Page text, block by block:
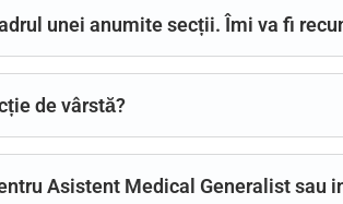
unei anumite secții. Îmi va fi
de vârstă?
Asistent Medical Generalist sau